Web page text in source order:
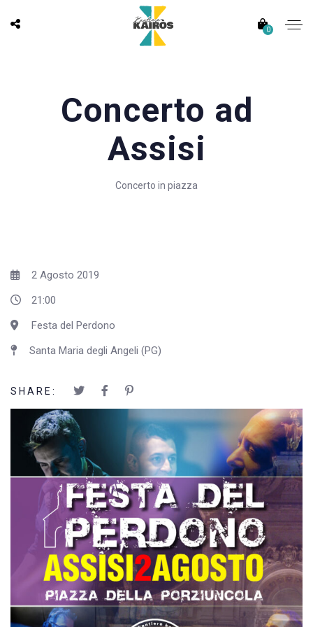
0
Concerto ad
Assisi
Concerto in piazza
2 Agosto 2019
21:00
Festa del Perdono
Santa Maria degli Angeli (PG)
SHARE: